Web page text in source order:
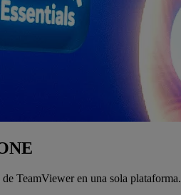
TeamViewer en una sola plataforma.